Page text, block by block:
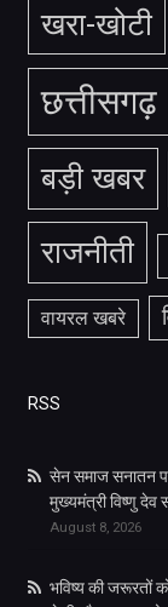
खरा-खोटी
छत्तीसगढ़
बड़ी खबर
राजनीती
वायरल खबरे
RSS
सेन समाज सनातन
मुख्यमंत्री विष्णु देव
August 8, 2026
भविष्य की जरूरतों